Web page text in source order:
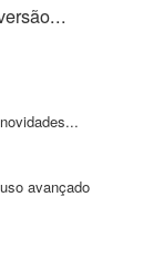
avançado